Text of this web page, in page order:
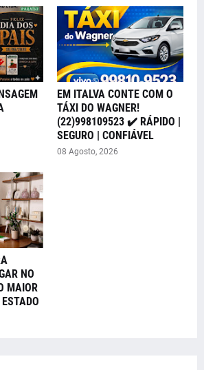
EM ITALVA CONTE COM O
TÁXI DO WAGNER!
(22)998109523 ✔️ RÁPIDO |
SEGURO | CONFIÁVEL
08 Agosto, 2026
NO
MAIOR